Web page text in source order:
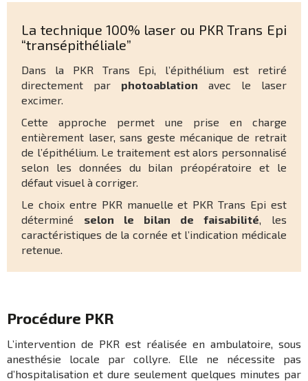
La technique 100% laser ou PKR Trans Epi
“transépithéliale”
Dans la PKR Trans Epi, l’épithélium est retiré
directement par photoablation avec le laser
excimer.
Cette approche permet une prise en charge
entièrement laser, sans geste mécanique de retrait
de l’épithélium. Le traitement est alors personnalisé
selon les données du bilan préopératoire et le
défaut visuel à corriger.
Le choix entre PKR manuelle et PKR Trans Epi est
déterminé selon le bilan de faisabilité , les
caractéristiques de la cornée et l’indication médicale
retenue.
Procédure PKR
L’intervention de PKR est réalisée en ambulatoire, sous
anesthésie locale par collyre. Elle ne nécessite pas
d’hospitalisation et dure seulement quelques minutes par